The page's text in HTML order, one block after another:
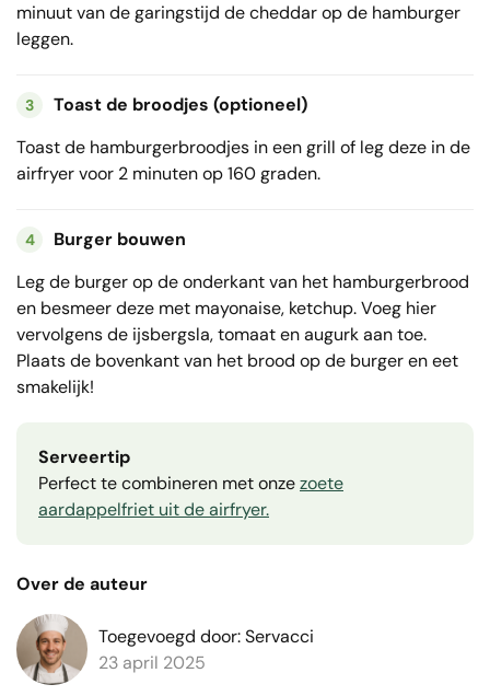
minuut van de garingstijd de cheddar op de hamburger
leggen.
3
Toast de broodjes (optioneel)
Toast de hamburgerbroodjes in een grill of leg deze in de
airfryer voor 2 minuten op 160 graden.
4
Burger bouwen
Leg de burger op de onderkant van het hamburgerbrood
en besmeer deze met mayonaise, ketchup. Voeg hier
vervolgens de ijsbergsla, tomaat en augurk aan toe.
Plaats de bovenkant van het brood op de burger en eet
smakelijk!
Serveertip
Perfect te combineren met onzezoete
aardappelfriet uit de airfryer.
Over de auteur
Toegevoegd door: Servacci
23 april 2025